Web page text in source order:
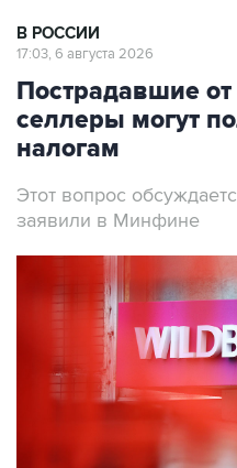
Пострадавшие от
селлеры могут
налогам
Этот вопрос